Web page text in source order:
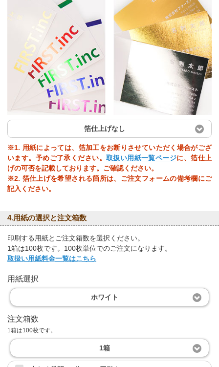
箔仕上げなし
※1. 用紙によっては、箔加工をお断りさせていただく場合がござ
います。予めご了承ください。 取扱い用紙一覧ページに、箔仕上
げの可否を記載しております。ご確認ください。
※2. 箔仕上げを希望される箇所は、ご注文フォームの備考欄にご
記入ください。
4.用紙の選択と注文箱数
印刷する用紙とご注文箱数を選択ください。
1箱は100枚です。100枚単位でのご注文になります。
取扱い用紙料金一覧はこちら
用紙選択
ホワイト
注文箱数
1箱は100枚です。
1箱